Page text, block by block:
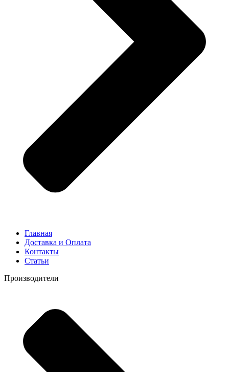
Главная
Доставка и Оплата
Контакты
Статьи
Производители